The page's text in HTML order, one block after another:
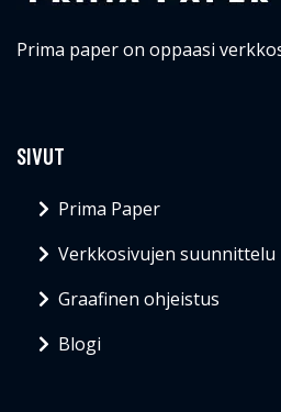
Prima paper on oppaasi
SIVUT
Prima Paper
Verkkosivujen suunnittelu
Graafinen ohjeistus
Blogi